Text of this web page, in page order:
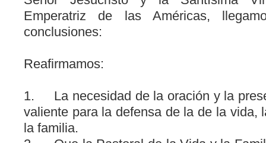
Emperatriz de las Américas,
conclusiones:
Reafirmamos:
1. La necesidad de la oración y la
valiente para la defensa de la de la vida,
la familia.